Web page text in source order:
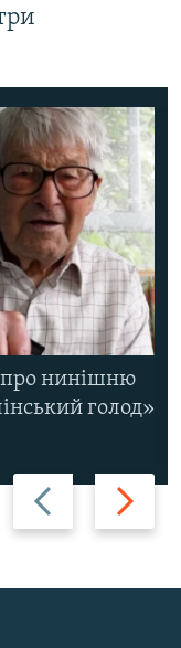
Назад Вперед
про нинішню
голод»